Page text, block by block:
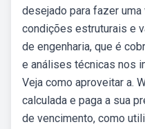
desejado para fazer
condições estruturais e
de engenharia, que é
e análises técnicas nos
Veja como aproveitar a.
calculada e paga a sua
de vencimento, como